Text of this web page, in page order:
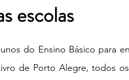
escolas
do Ensino Básico para
de Porto Alegre, todos